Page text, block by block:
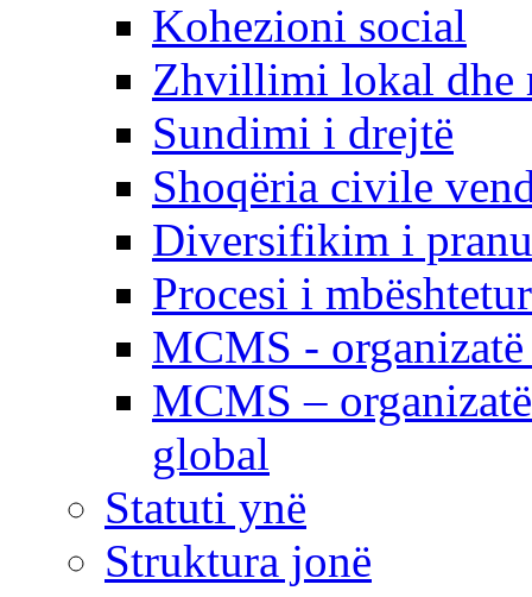
Kohezioni social
Zhvillimi lokal dhe
Sundimi i drejtë
Shoqëria civile
Diversifikim i
Procesi i
MCMS -
MCMS –
global
Statuti ynë
Struktura jonë